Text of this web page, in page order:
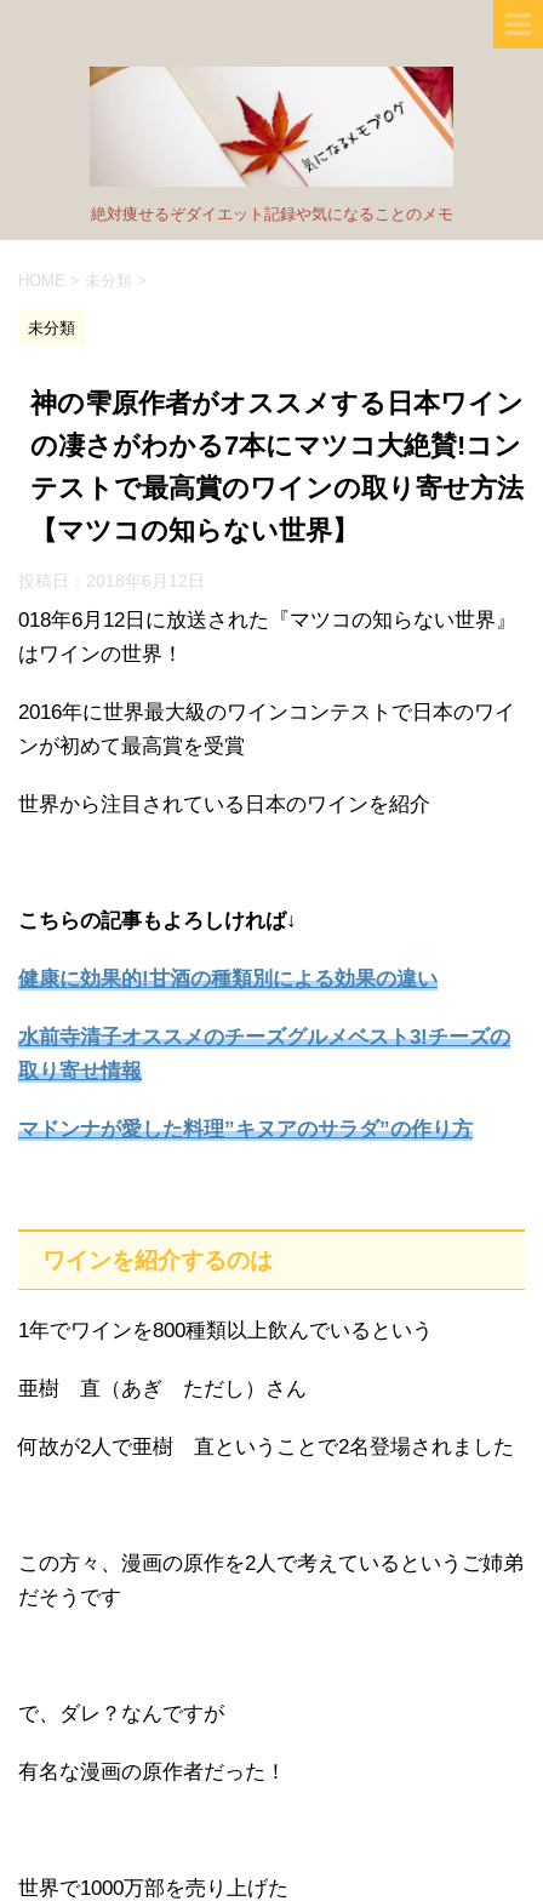
絶対痩せるぞダイエット記録や気になることのメモ
HOME > 未分類 >
未分類
神の雫原作者がオススメする日本ワイン
の凄さがわかる7本にマツコ大絶賛!コン
テストで最高賞のワインの取り寄せ方法
【マツコの知らない世界】
投稿日： 2018年6月12日
018年6月12日に放送された『マツコの知らない世界』
はワインの世界！
2016年に世界最大級のワインコンテストで日本のワイ
ンが初めて最高賞を受賞
世界から注目されている日本のワインを紹介
こちらの記事もよろしければ↓
健康に効果的!甘酒の種類別による効果の違い
水前寺清子オススメのチーズグルメベスト3!チーズの
取り寄せ情報
マドンナが愛した料理”キヌアのサラダ”の作り方
ワインを紹介するのは
1年でワインを800種類以上飲んでいるという
亜樹 直（あぎ ただし）さん
何故が2人で亜樹 直ということで2名登場されました
この方々、漫画の原作を2人で考えているというご姉弟
だそうです
で、ダレ？なんですが
有名な漫画の原作者だった！
世界で1000万部を売り上げた